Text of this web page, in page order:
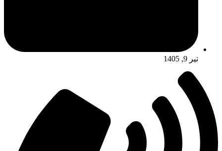
تیر 9, 1405